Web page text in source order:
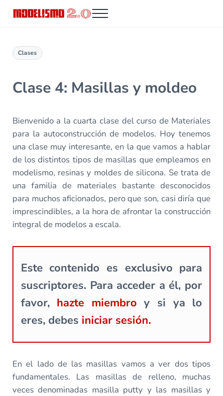
Menu
Clases
Clase 4: Masillas y moldeo
Bienvenido a la cuarta clase del curso de Materiales
para la autoconstrucción de modelos. Hoy tenemos
una clase muy interesante, en la que vamos a hablar
de los distintos tipos de masillas que empleamos en
modelismo, resinas y moldes de silicona. Se trata de
una familia de materiales bastante desconocidos
para muchos aficionados, pero que son, casi diría que
imprescindibles, a la hora de afrontar la construcción
integral de modelos a escala.
Este contenido es exclusivo para
suscriptores. Para acceder a él, por
favor, hazte miembro y si ya lo
eres, debes iniciar sesión.
En el lado de las masillas vamos a ver dos tipos
fundamentales. Las masillas de relleno, muchas
veces denominadas masilla putty y las masillas y